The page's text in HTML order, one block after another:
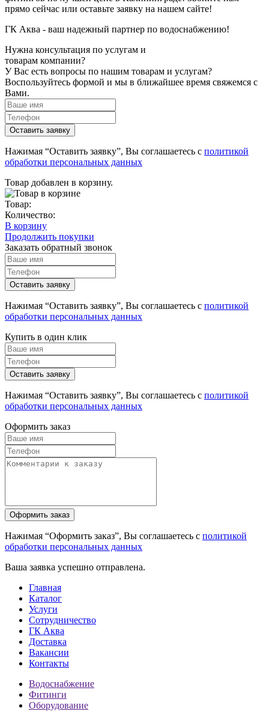
прямо сейчас или оставьте заявку на нашем сайте!
ГК Аква - ваш надежный партнер по водоснабжению!
Нужна консультация по услугам и
товарам компании?
У Вас есть вопросы по нашим товарам и услугам?
Воспользуйтесь формой и мы в ближайшее время свяжемся с
Вами.
Нажимая “Оставить заявку”, Вы соглашаетесь с политикой
обработки персональных данных
Товар добавлен в корзину.
Товар:
Количество:
В корзину
Продолжить покупки
Заказать обратный звонок
Нажимая “Оставить заявку”, Вы соглашаетесь с политикой
обработки персональных данных
Купить в один клик
Нажимая “Оставить заявку”, Вы соглашаетесь с политикой
обработки персональных данных
Оформить заказ
Нажимая “Оформить заказ”, Вы соглашаетесь с политикой
обработки персональных данных
Ваша заявка успешно отправлена.
Главная
Каталог
Услуги
Сотрудничество
ГК Аква
Доставка
Вакансии
Контакты
Водоснабжение
Фитинги
Оборудование